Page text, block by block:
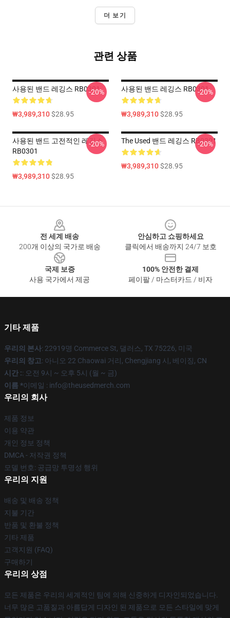
더 보기
관련 상품
사용된 밴드 레깅스 RB0301
₩3,989,310$28.95
-20% 사용된 밴드 레깅스 RB0301
₩3,989,310$28.95
-20%
사용된 밴드 고전적인 레깅스
RB0301
₩3,989,310$28.95
-20% The Used 밴드 레깅스 RB0301
₩3,989,310$28.95
-20%
전 세계 배송
200개 이상의 국가로 배송
안심하고 쇼핑하세요
클릭에서 배송까지 24/7 보호
국제 보증
사용 국가에서 제공
100% 안전한 결제
페이팔 / 마스터카드 / 비자
기타 제품
우리의 본사: 22919명 Commerce St, 댈러스, TX 75226, 미국
우리의 창고: 아니오 22 Chaowai 거리, Chengjiang 시, 베이징, CN
시간 :: 오전 9시 ~ 오후 5시 (월 ~ 금)
이름 *이메일 : info@theusedmerch.com
우리의 회사
제품 정보
이용 약관
개인 정보 정책
DMCA - 저작권 정책
모델 번호: 공급망 투명성 행위
우리의 지원
배송 및 배송 정책
지불 기간
반품 및 환불 정책
기타 제품
고객지원 (FAQ)
구매하기
우리의 상점
모든 제품은 우리의 세계적인 팀에 의해 신중하게 디자인되었습니다.
너무 많은 고품질과 아름답게 디자인 된 제품으로 모든 스타일에 맞게